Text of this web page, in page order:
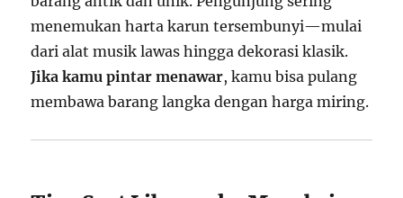
menemukan harta karun tersembunyi—mulai
dari alat musik lawas hingga dekorasi klasik.
Jika kamu pintar menawar, kamu bisa pulang
membawa barang langka dengan harga miring.